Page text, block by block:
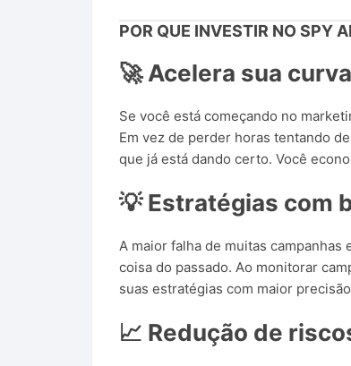
POR QUE INVESTIR NO SPY
🚀 Acelera sua
Se você está começando no
Em vez de perder horas tentando
que já está dando certo. Você
💡 Estratégias com
A maior falha de muitas campanhas
coisa do passado. Ao monitorar
suas estratégias com maior
📈 Redução de